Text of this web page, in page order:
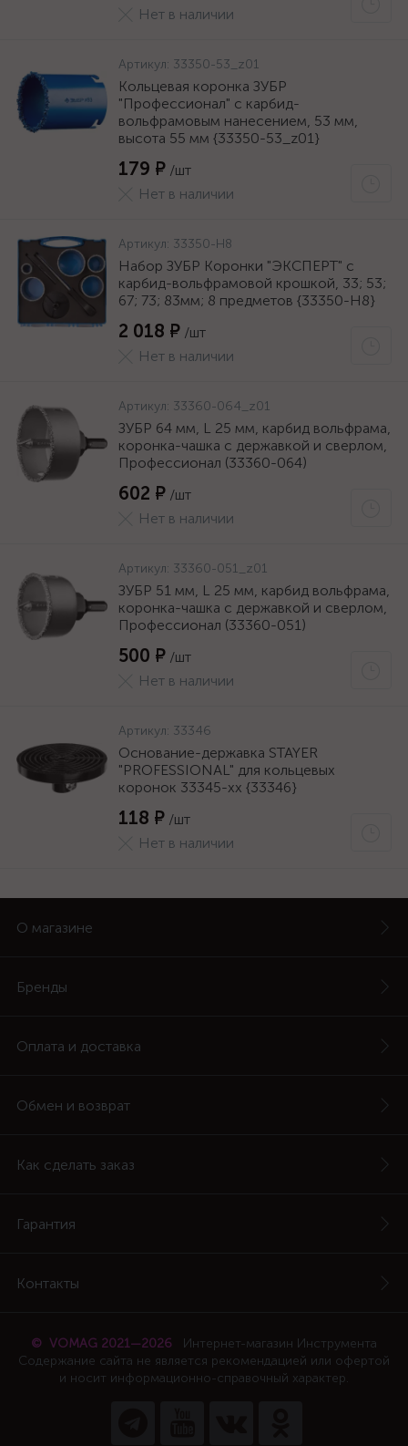
Нет в наличии
Артикул: 33350-53_z01
Кольцевая коронка ЗУБР
"Профессионал" c карбид-
вольфрамовым нанесением, 53 мм,
высота 55 мм {33350-53_z01}
179 ₽ /шт
Нет в наличии
Артикул: 33350-H8
Набор ЗУБР Коронки "ЭКСПЕРТ" с
карбид-вольфрамовой крошкой, 33; 53;
67; 73; 83мм; 8 предметов {33350-H8}
2 018 ₽ /шт
Нет в наличии
Артикул: 33360-064_z01
ЗУБР 64 мм, L 25 мм, карбид вольфрама,
коронка-чашка с державкой и сверлом,
Профессионал (33360-064)
602 ₽ /шт
Нет в наличии
Артикул: 33360-051_z01
ЗУБР 51 мм, L 25 мм, карбид вольфрама,
коронка-чашка с державкой и сверлом,
Профессионал (33360-051)
500 ₽ /шт
Нет в наличии
Артикул: 33346
Основание-державка STAYER
"PROFESSIONAL" для кольцевых
коронок 33345-xx {33346}
118 ₽ /шт
Нет в наличии
О магазине
Бренды
Оплата и доставка
Обмен и возврат
Как сделать заказ
Гарантия
Контакты
© VOMAG 2021—2026
Интернет-магазин Инструмента
Содержание сайта не является рекомендацией или офертой
и носит информационно-справочный характер.